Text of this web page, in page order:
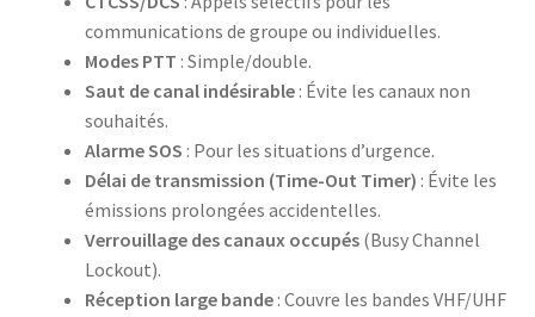
communications de groupe ou individuelles.
Modes PTT : Simple/double.
Saut de canal indésirable: Évite les canaux non
souhaités.
Alarme SOS : Pour les situations d’urgence.
Délai de transmission (Time-Out Timer) : Évite les
émissions prolongées accidentelles.
Verrouillage des canaux occupés(Busy Channel
Lockout).
Réception large bande: Couvre les bandes VHF/UHF